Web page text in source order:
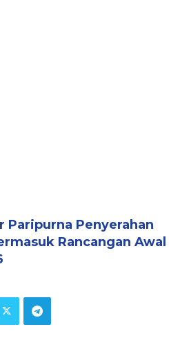
Paripurna Penyerahan
Rancangan Awal